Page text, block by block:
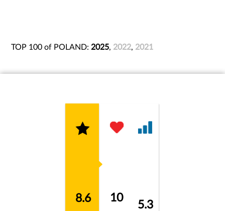
TOP 100 of POLAND: 2025, 2022, 2021
8.6 10
5.3